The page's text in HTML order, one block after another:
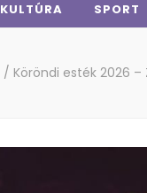
KULTÚRA SPORT
/ Köröndi esték 2026